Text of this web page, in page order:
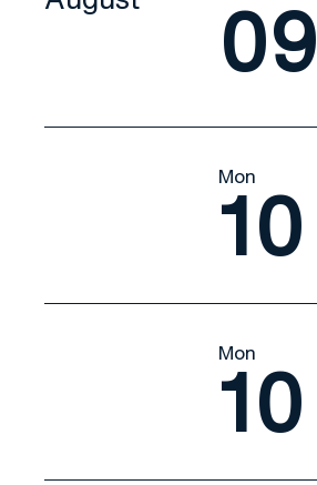
09
Mon
10
Mon
10